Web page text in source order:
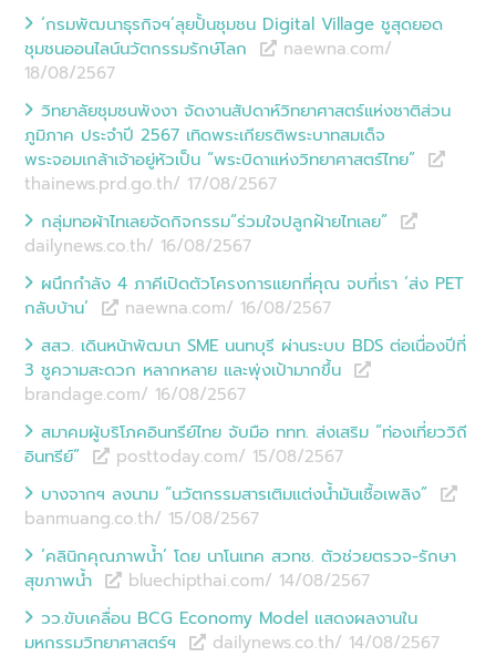
‘กรมพัฒนาธุรกิจฯ’ลุยปั้นชุมชน Digital Village ชูสุดยอด
ชุมชนออนไลน์นวัตกรรมรักษ์โลก
naewna.com/
18/08/2567
วิทยาลัยชุมชนพังงา จัดงานสัปดาห์วิทยาศาสตร์แห่งชาติส่วน
ภูมิภาค ประจำปี 2567 เทิดพระเกียรติพระบาทสมเด็จ
พระจอมเกล้าเจ้าอยู่หัวเป็น “พระบิดาแห่งวิทยาศาสตร์ไทย”
thainews.prd.go.th/ 17/08/2567
กลุ่มทอผ้าไทเลยจัดกิจกรรม“ร่วมใจปลูกฝ้ายไทเลย”
dailynews.co.th/ 16/08/2567
ผนึกกำลัง 4 ภาคีเปิดตัวโครงการแยกที่คุณ จบที่เรา ‘ส่ง PET
กลับบ้าน’
naewna.com/ 16/08/2567
สสว. เดินหน้าพัฒนา SME นนทบุรี ผ่านระบบ BDS ต่อเนื่องปีที่
3 ชูความสะดวก หลากหลาย และพุ่งเป้ามากขึ้น
brandage.com/ 16/08/2567
สมาคมผู้บริโภคอินทรีย์ไทย จับมือ ททท. ส่งเสริม “ท่องเที่ยววิถี
อินทรีย์”
posttoday.com/ 15/08/2567
บางจากฯ ลงนาม “นวัตกรรมสารเติมแต่งน้ำมันเชื้อเพลิง”
banmuang.co.th/ 15/08/2567
‘คลินิกคุณภาพน้ำ’ โดย นาโนเทค สวทช. ตัวช่วยตรวจ-รักษา
สุขภาพน้ำ
bluechipthai.com/ 14/08/2567
วว.ขับเคลื่อน BCG Economy Model แสดงผลงานใน
มหกรรมวิทยาศาสตร์ฯ
dailynews.co.th/ 14/08/2567